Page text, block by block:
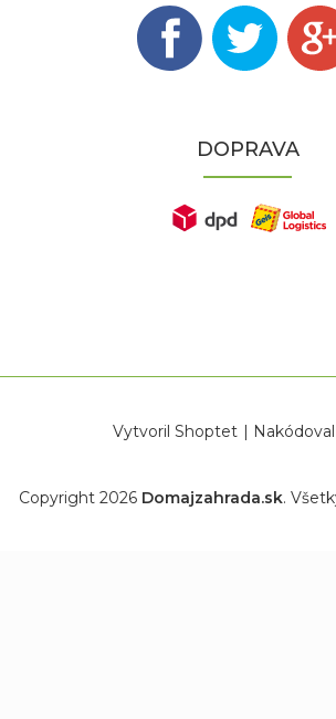
DOPRAVA
Vytvoril Shoptet |
Copyright 2026 Domajzahrada.sk.